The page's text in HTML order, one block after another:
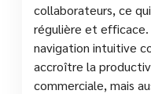
collaborateurs, ce
régulière et efficace.
navigation intuitive
accroître la
commerciale, mais